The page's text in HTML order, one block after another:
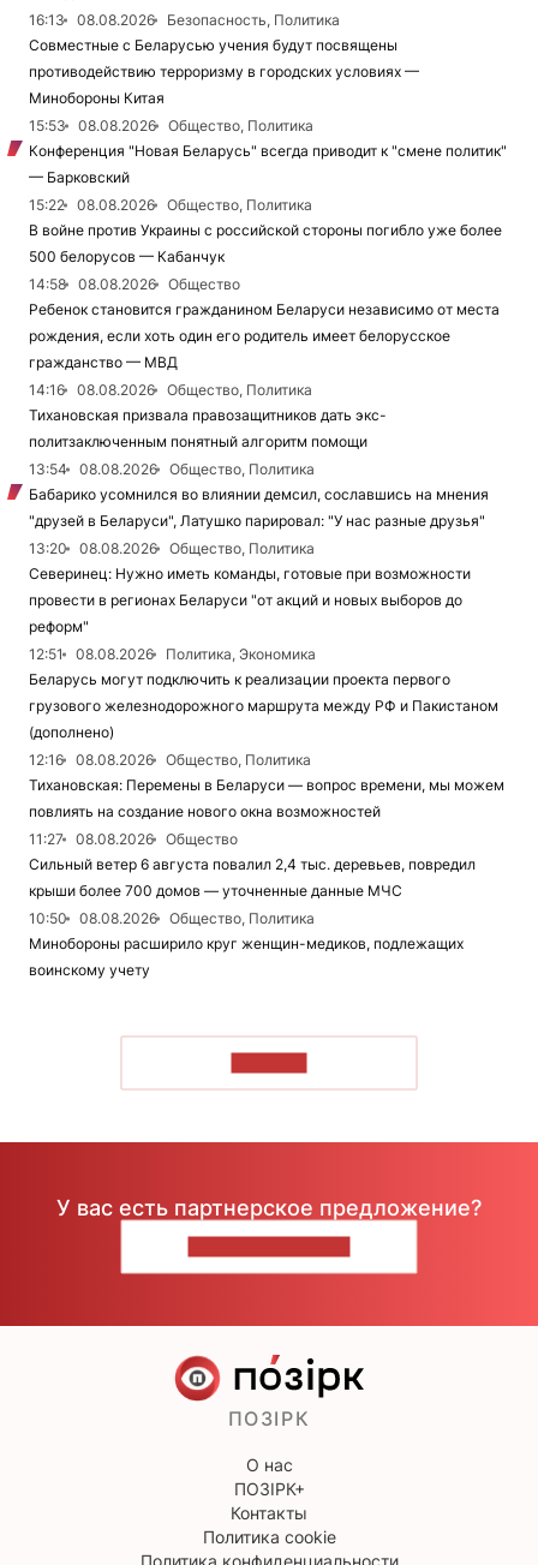
16:13
08.08.2026
Безопасность, Политика
Совместные с Беларусью учения будут посвящены
противодействию терроризму в городских условиях —
Минобороны Китая
15:53
08.08.2026
Общество, Политика
Конференция "Новая Беларусь" всегда приводит к "смене политик"
— Барковский
15:22
08.08.2026
Общество, Политика
В войне против Украины с российской стороны погибло уже более
500 белорусов — Кабанчук
14:58
08.08.2026
Общество
Ребенок становится гражданином Беларуси независимо от места
рождения, если хоть один его родитель имеет белорусское
гражданство — МВД
14:16
08.08.2026
Общество, Политика
Тихановская призвала правозащитников дать экс-
политзаключенным понятный алгоритм помощи
13:54
08.08.2026
Общество, Политика
Бабарико усомнился во влиянии демсил, сославшись на мнения
"друзей в Беларуси", Латушко парировал: "У нас разные друзья"
13:20
08.08.2026
Общество, Политика
Северинец: Нужно иметь команды, готовые при возможности
провести в регионах Беларуси "от акций и новых выборов до
реформ"
12:51
08.08.2026
Политика, Экономика
Беларусь могут подключить к реализации проекта первого
грузового железнодорожного маршрута между РФ и Пакистаном
(дополнено)
12:16
08.08.2026
Общество, Политика
Тихановская: Перемены в Беларуси — вопрос времени, мы можем
повлиять на создание нового окна возможностей
11:27
08.08.2026
Общество
Сильный ветер 6 августа повалил 2,4 тыс. деревьев, повредил
крыши более 700 домов — уточненные данные МЧС
10:50
08.08.2026
Общество, Политика
Минобороны расширило круг женщин-медиков, подлежащих
воинскому учету
У вас есть партнерское предложение?
ПОЗІРК
О нас
ПОЗІРК+
Контакты
Политика cookie
Политика конфиденциальности